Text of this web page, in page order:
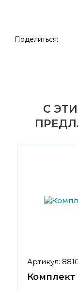
Поделиться:
С
Артикул:
Комплект